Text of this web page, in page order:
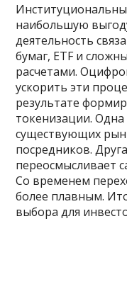
наибольшую
деятельность
бумаг, ETF и
расчетами.
ускорить эти
результате
токенизации.
существующих
посредников.
переосмысливает
Со временем
более плавным.
выбора для